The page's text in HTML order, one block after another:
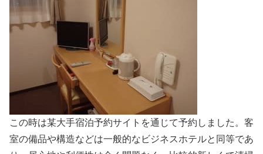
この時は某大手宿泊予約サイトを通じて予約しました。客
室の備品や構造などは一般的なビジネスホテルと同等であ